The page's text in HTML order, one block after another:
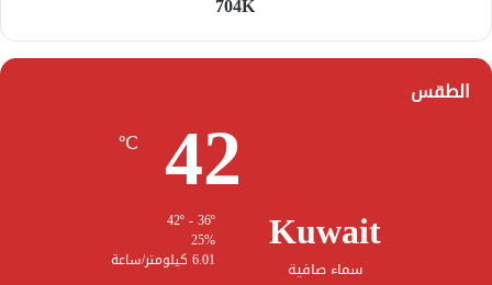
704K
الطقس
Kuwait
سماء صافية
42
℃
25%
6.01 كيلومتر/ساعة